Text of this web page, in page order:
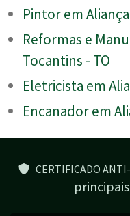
Pintor em
Reformas e
Tocantins - TO
Eletricista em
Encanador em
CERTIFICADO ANTI-